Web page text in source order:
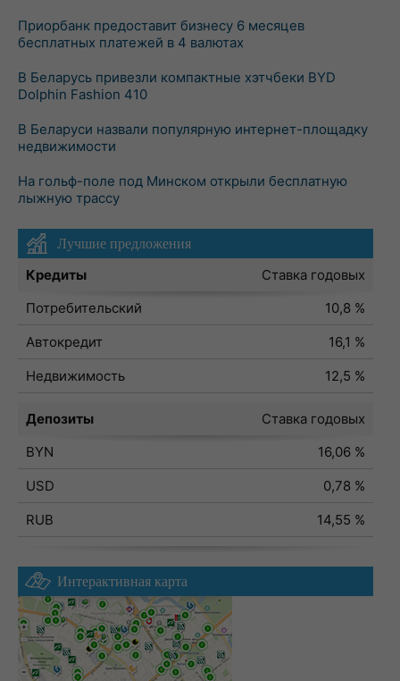
Приорбанк предоставит бизнесу 6 месяцев
бесплатных платежей в 4 валютах
В Беларусь привезли компактные хэтчбеки BYD
Dolphin Fashion 410
В Беларуси назвали популярную интернет-площадку
недвижимости
На гольф-поле под Минском открыли бесплатную
лыжную трассу
Лучшие предложения
Кредиты
Ставка годовых
Потребительский
10,8 %
Автокредит
16,1 %
Недвижимость
12,5 %
Депозиты
Ставка годовых
BYN
16,06 %
USD
0,78 %
RUB
14,55 %
Интерактивная карта